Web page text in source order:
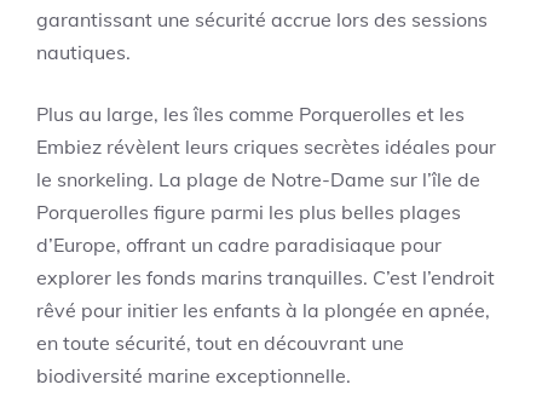
garantissant une sécurité accrue lors des sessions
nautiques.
Plus au large, les îles comme Porquerolles et les
Embiez révèlent leurs criques secrètes idéales pour
le snorkeling. La plage de Notre-Dame sur l’île de
Porquerolles figure parmi les plus belles plages
d’Europe, offrant un cadre paradisiaque pour
explorer les fonds marins tranquilles. C’est l’endroit
rêvé pour initier les enfants à la plongée en apnée,
en toute sécurité, tout en découvrant une
biodiversité marine exceptionnelle.